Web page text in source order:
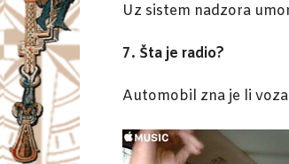
Uz sistem nadzora
7. Šta je radio?
Automobil zna je li